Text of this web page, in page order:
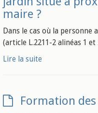
maire ?
Dans le cas où la
(article L.2211-2 alinéas 1
Lire la suite
Formation